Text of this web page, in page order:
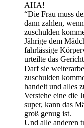
AHA!
“Die Frau muss
dann zahlen,
zuschulden
Jährige dem
fahrlässige
urteilte das
Darf sie
zuschulden
handelt und alles
Verstehe eine die
super, kann das
groß genug ist.
Und alle anderen